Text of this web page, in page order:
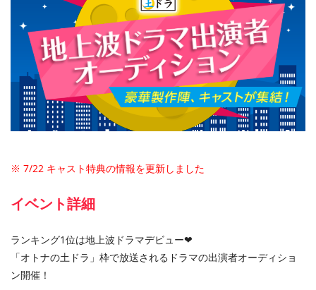
※ 7/22 キャスト特典の情報を更新しました
イベント詳細
ランキング1位は地上波ドラマデビュー❤︎
「オトナの土ドラ」枠で放送されるドラマの出演者オーディショ
ン開催！